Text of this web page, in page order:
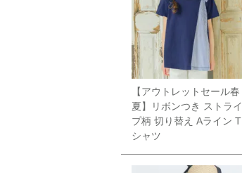
【アウトレットセール春
夏】リボンつき ストライ
プ柄 切り替え Aライン T
シャツ